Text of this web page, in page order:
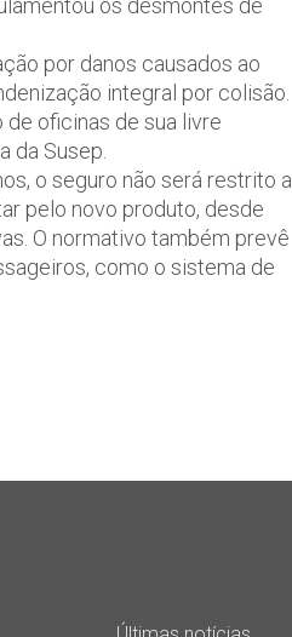
os desmontes de
por danos causados ao
integral por colisão.
oficinas de sua livre
da Susep.
o seguro não será restrito a
pelo novo produto, desde
O normativo também prevê
como o sistema de